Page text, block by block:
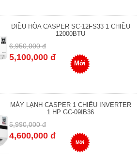
ĐIỀU HÒA CASPER SC-12FS33 1 CHIỀU
12000BTU
6,950,000 đ
5,100,000 đ
Mới
MÁY LẠNH CASPER 1 CHIỀU INVERTER
1 HP GC-09IB36
5,990,000 đ
4,600,000 đ
Mới